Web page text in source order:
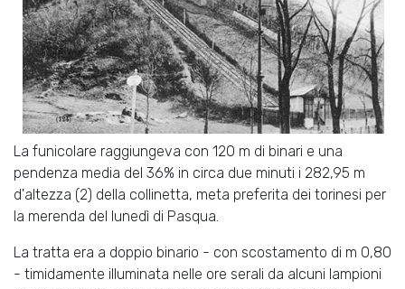
La funicolare raggiungeva con 120 m di binari e una
pendenza media del 36% in circa due minuti i 282,95 m
d'altezza (2) della collinetta, meta preferita dei torinesi per
la merenda del lunedì di Pasqua.
La tratta era a doppio binario - con scostamento di m 0,80
- timidamente illuminata nelle ore serali da alcuni lampioni